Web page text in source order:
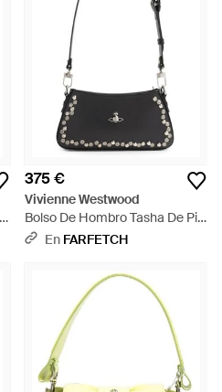
375 €
Vivienne Westwood
Bolso De Hombro Tasha De Piel
Con Apliques - Blanco
En FARFETCH